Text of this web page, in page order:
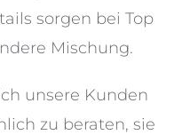
sorgen bei Top
Mischung.
unsere Kunden
zu beraten, sie